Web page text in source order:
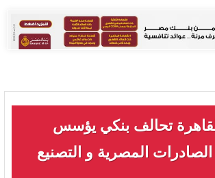
تحالف بنكي يؤسس
المصرية و التصنيع